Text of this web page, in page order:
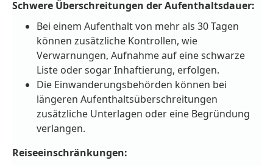
Schwere Überschreitungen der Aufenthaltsdauer:
Bei einem Aufenthalt von mehr als 30 Tagen
können zusätzliche Kontrollen, wie
Verwarnungen, Aufnahme auf eine schwarze
Liste oder sogar Inhaftierung, erfolgen.
Die Einwanderungsbehörden können bei
längeren Aufenthaltsüberschreitungen
zusätzliche Unterlagen oder eine Begründung
verlangen.
Reiseeinschränkungen: